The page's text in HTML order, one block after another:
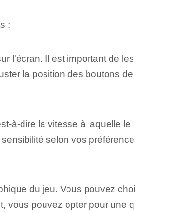
:
l'écran. Il est important de les
la position des boutons de
à-dire ⁣la vitesse à laquelle le
selon vos préférence
du jeu. Vous pouvez choi
vous pouvez opter pour une q